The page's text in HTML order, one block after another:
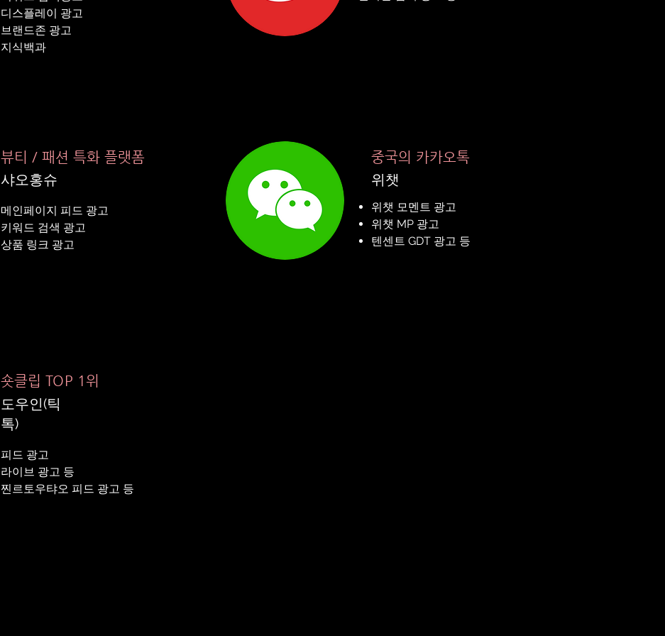
디스플레이 광고
브랜드존 광고
지식백과
뷰티 / 패션 특화 플랫폼
샤오홍슈
메인페이지 피드 광고
키워드 검색 광고
​상품 링크 광고
중국의 카카오톡
위챗
위챗 모멘트 광고
위챗 MP 광고
​텐센트 GDT 광고 등
숏클립 TOP 1위
도우인(틱
톡)
피드 광고
​라이브 광고 등
​찐르토우탸오 피드 광고 등